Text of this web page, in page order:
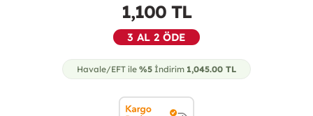
1,100 TL
3 AL 2 ÖDE
Havale/EFT ile %5 İndirim 1,045.00 TL